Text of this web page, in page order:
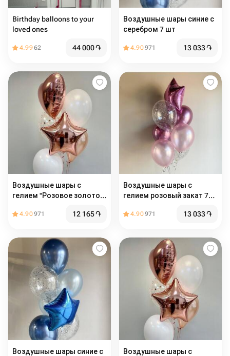
Birthday balloons to your
loved ones
4.9962 44 000֏
Воздушные шары синие с
серебром 7 шт
4.90971 13 033֏
Воздушные шары с
гелием "Розовое золото"
4.90971 12 165֏
Воздушные шары с
гелием розовый закат 7
4.90971 13 033֏
Воздушные шары синие с
Воздушные шары с